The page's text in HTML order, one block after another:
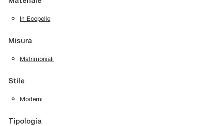
In Ecopelle
Misura
Matrimoniali
Stile
Moderni
Tipologia